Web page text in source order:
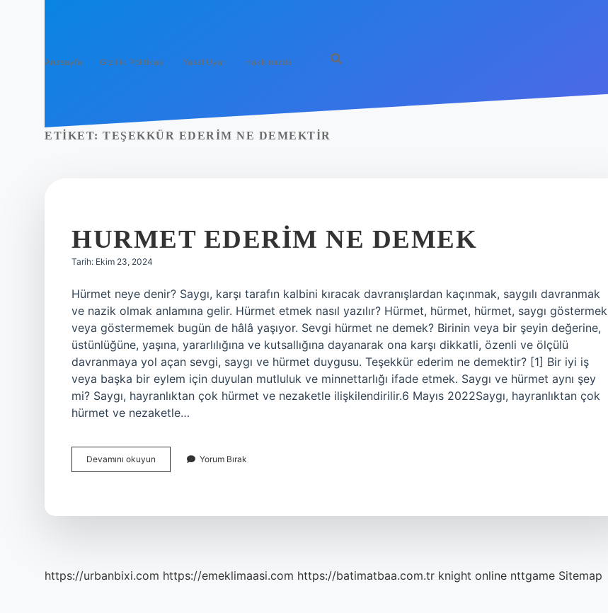
Anasayfa Gizlilik Politikası Yasal Uyarı Hakkımızda
ETIKET: TEŞEKKÜR EDERIM NE DEMEKTIR
HURMET EDERIM NE DEMEK
Tarih: Ekim 23, 2024
Hürmet neye denir? Saygı, karşı tarafın kalbini kıracak davranışlardan kaçınmak, saygılı davranmak
ve nazik olmak anlamına gelir. Hürmet etmek nasıl yazılır? Hürmet, hürmet, hürmet, saygı göstermek
veya göstermemek bugün de hâlâ yaşıyor. Sevgi hürmet ne demek? Birinin veya bir şeyin değerine,
üstünlüğüne, yaşına, yararlılığına ve kutsallığına dayanarak ona karşı dikkatli, özenli ve ölçülü
davranmaya yol açan sevgi, saygı ve hürmet duygusu. Teşekkür ederim ne demektir? [1] Bir iyi iş
veya başka bir eylem için duyulan mutluluk ve minnettarlığı ifade etmek. Saygı ve hürmet aynı şey
mi? Saygı, hayranlıktan çok hürmet ve nezaketle ilişkilendirilir.6 Mayıs 2022Saygı, hayranlıktan çok
hürmet ve nezaketle…
Devamını okuyun
Ederim
Yorum Bırak
https://urbanbixi.com https://emeklimaasi.com https://batimatbaa.com.tr knight online nttgame Sitemap